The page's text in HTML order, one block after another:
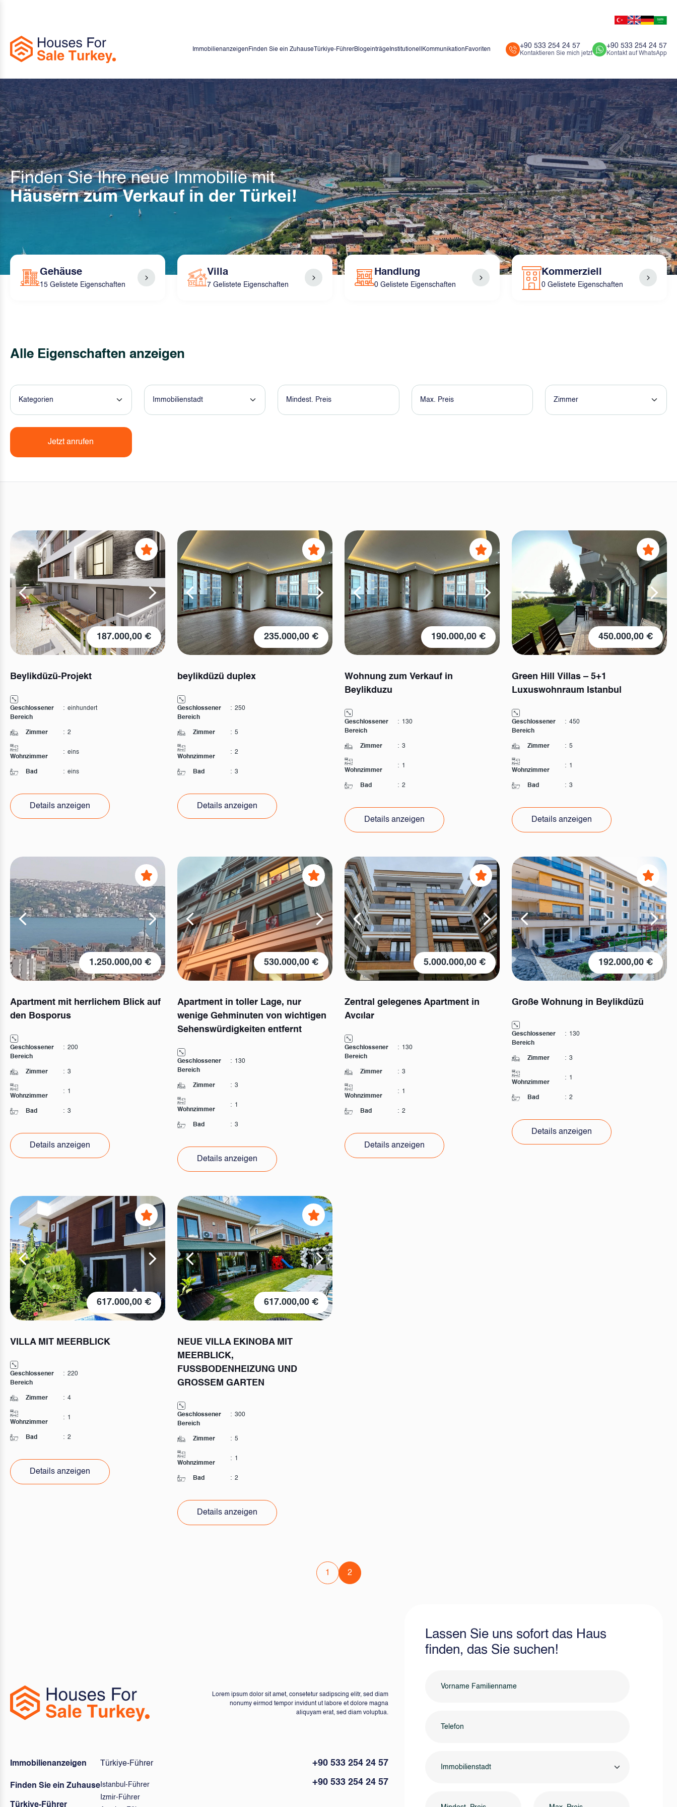
Immobilienanzeigen Finden Sie ein Zuhause Türkiye-FührerBlogeinträge Institutionell Kommunikation Favoriten +90 533 254 24 57
Kontaktieren Sie mich jetzt
+90 533 254 24 57
Kontakt auf WhatsApp
Finden Sie Ihre neue Immobilie mit
Häusern zum Verkauf in der Türkei!
Gehäuse
15 Gelistete Eigenschaften
Villa
7 Gelistete Eigenschaften
Handlung
0 Gelistete Eigenschaften
Kommerziell
0 Gelistete Eigenschaften
Alle Eigenschaften anzeigen
Kategorien Immobilienstadt Zimmer
Jetzt anrufen
187.000,00 €
Beylikdüzü-Projekt
Geschlossener
Bereich
: einhundert
Zimmer : 2
Wohnzimmer
: eins
Bad : eins
Details anzeigen
235.000,00 €
beylikdüzü duplex
Geschlossener
Bereich
: 250
Zimmer : 5
Wohnzimmer
: 2
Bad : 3
Details anzeigen
190.000,00 €
Wohnung zum Verkauf in
Beylikduzu
Geschlossener
Bereich
: 130
Zimmer : 3
Wohnzimmer
: 1
Bad : 2
Details anzeigen
450.000,00 €
Green Hill Villas – 5+1
Luxuswohnraum Istanbul
Geschlossener
Bereich
: 450
Zimmer : 5
Wohnzimmer
: 1
Bad : 3
Details anzeigen
1.250.000,00 €
Apartment mit herrlichem Blick auf
den Bosporus
Geschlossener
Bereich
: 200
Zimmer : 3
Wohnzimmer
: 1
Bad : 3
Details anzeigen
530.000,00 €
Apartment in toller Lage, nur
wenige Gehminuten von wichtigen
Sehenswürdigkeiten entfernt
Geschlossener
Bereich
: 130
Zimmer : 3
Wohnzimmer
: 1
Bad : 3
Details anzeigen
5.000.000,00 €
Zentral gelegenes Apartment in
Avcılar
Geschlossener
Bereich
: 130
Zimmer : 3
Wohnzimmer
: 1
Bad : 2
Details anzeigen
192.000,00 €
Große Wohnung in Beylikdüzü
Geschlossener
Bereich
: 130
Zimmer : 3
Wohnzimmer
: 1
Bad : 2
Details anzeigen
617.000,00 €
VILLA MIT MEERBLICK
Geschlossener
Bereich
: 220
Zimmer : 4
Wohnzimmer
: 1
Bad : 2
Details anzeigen
617.000,00 €
NEUE VILLA EKINOBA MIT
MEERBLICK,
FUSSBODENHEIZUNG UND
GROSSEM GARTEN
Geschlossener
Bereich
: 300
Zimmer : 5
Wohnzimmer
: 1
Bad : 2
Details anzeigen
1 2
Lorem ipsum dolor sit amet, consetetur sadipscing elitr, sed diam
nonumy eirmod tempor invidunt ut labore et dolore magna
aliquyam erat, sed diam voluptua.
Immobilienanzeigen
Finden Sie ein Zuhause
Türkiye-Führer
Türkiye-Führer
Istanbul-Führer
Izmir-Führer
+90 533 254 24 57
+90 533 254 24 57
Lassen Sie uns sofort das Haus
finden, das Sie suchen!
Immobilienstadt